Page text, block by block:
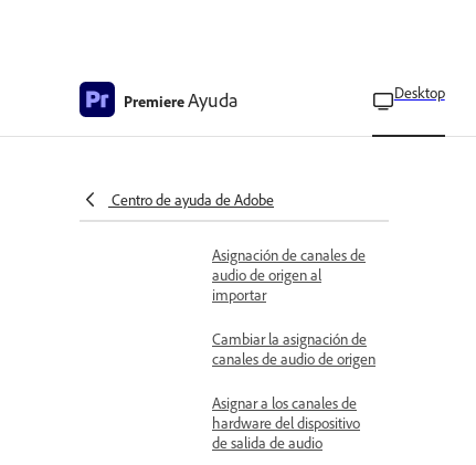
PremiereAyuda Desktop
Centro de ayuda de Adobe
Crear una submezcla
Asignación de canales de
audio de origen al
importar
Cambiar la asignación de
canales de audio de origen
Asignar a los canales de
hardware del dispositivo
de salida de audio